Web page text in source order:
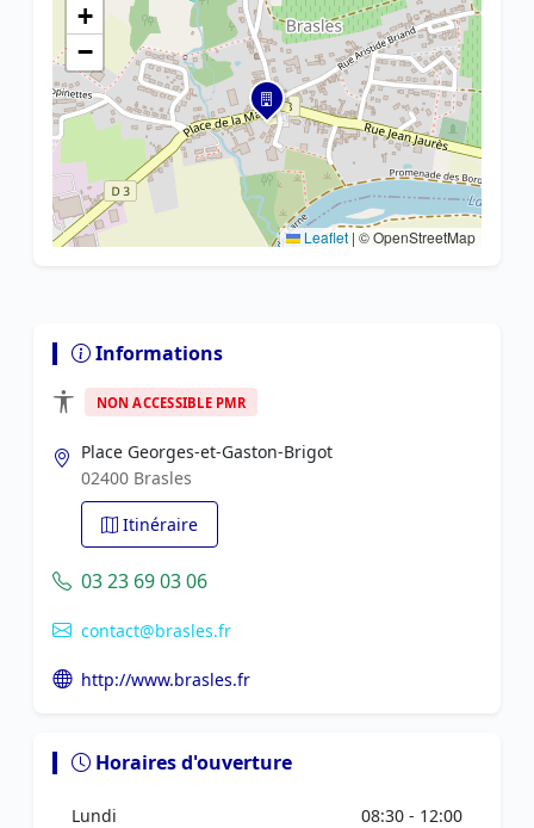
+
−
Leaflet | © OpenStreetMap
Informations
NON ACCESSIBLE PMR
Place Georges-et-Gaston-Brigot
02400 Brasles
Itinéraire
03 23 69 03 06
contact@brasles.fr
http://www.brasles.fr
Horaires d'ouverture
Lundi 08:30 - 12:00